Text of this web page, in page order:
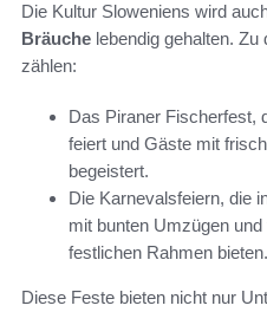
Die Kultur Sloweniens wird
Bräuche lebendig gehalten.
zählen:
Das Piraner Fischerfest,
feiert und Gäste mit
begeistert.
Die Karnevalsfeiern, die
mit bunten Umzügen
festlichen Rahmen bieten.
Diese Feste bieten nicht nur